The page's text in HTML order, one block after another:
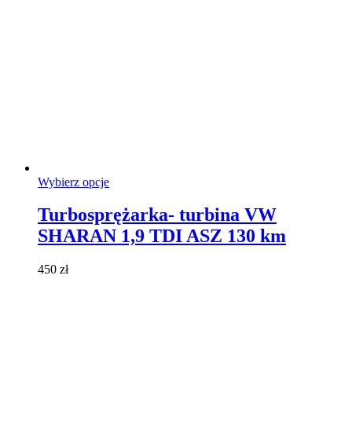
Wybierz opcjeTen
ma
wiele
wariantów.
Turbosprężarka- turbina VW
SHARAN 1,9 TDI ASZ 130 km
450 zł